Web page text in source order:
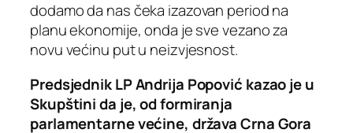
dodamo da nas čeka izazovan period na
planu ekonomije, onda je sve vezano za
novu većinu put u neizvjesnost.
Predsjednik LP Andrija Popović kazao je u
Skupštini da je, od formiranja
parlamentarne većine, država Crna Gora